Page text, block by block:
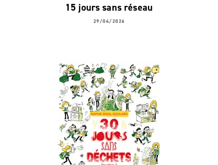
15 jours sans réseau
29/04/2026